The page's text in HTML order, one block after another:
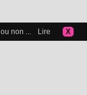
non ... Lire X